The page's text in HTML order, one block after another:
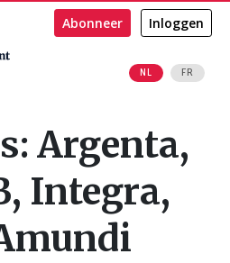
NL FR
Abonneer Inloggen
Argenta,
Integra,